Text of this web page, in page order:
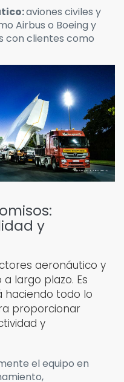
aviones civiles y
Airbus o Boeing y
con clientes como
y
aeronáutico y
largo plazo. Es
haciendo todo lo
proporcionar
y
el equipo en